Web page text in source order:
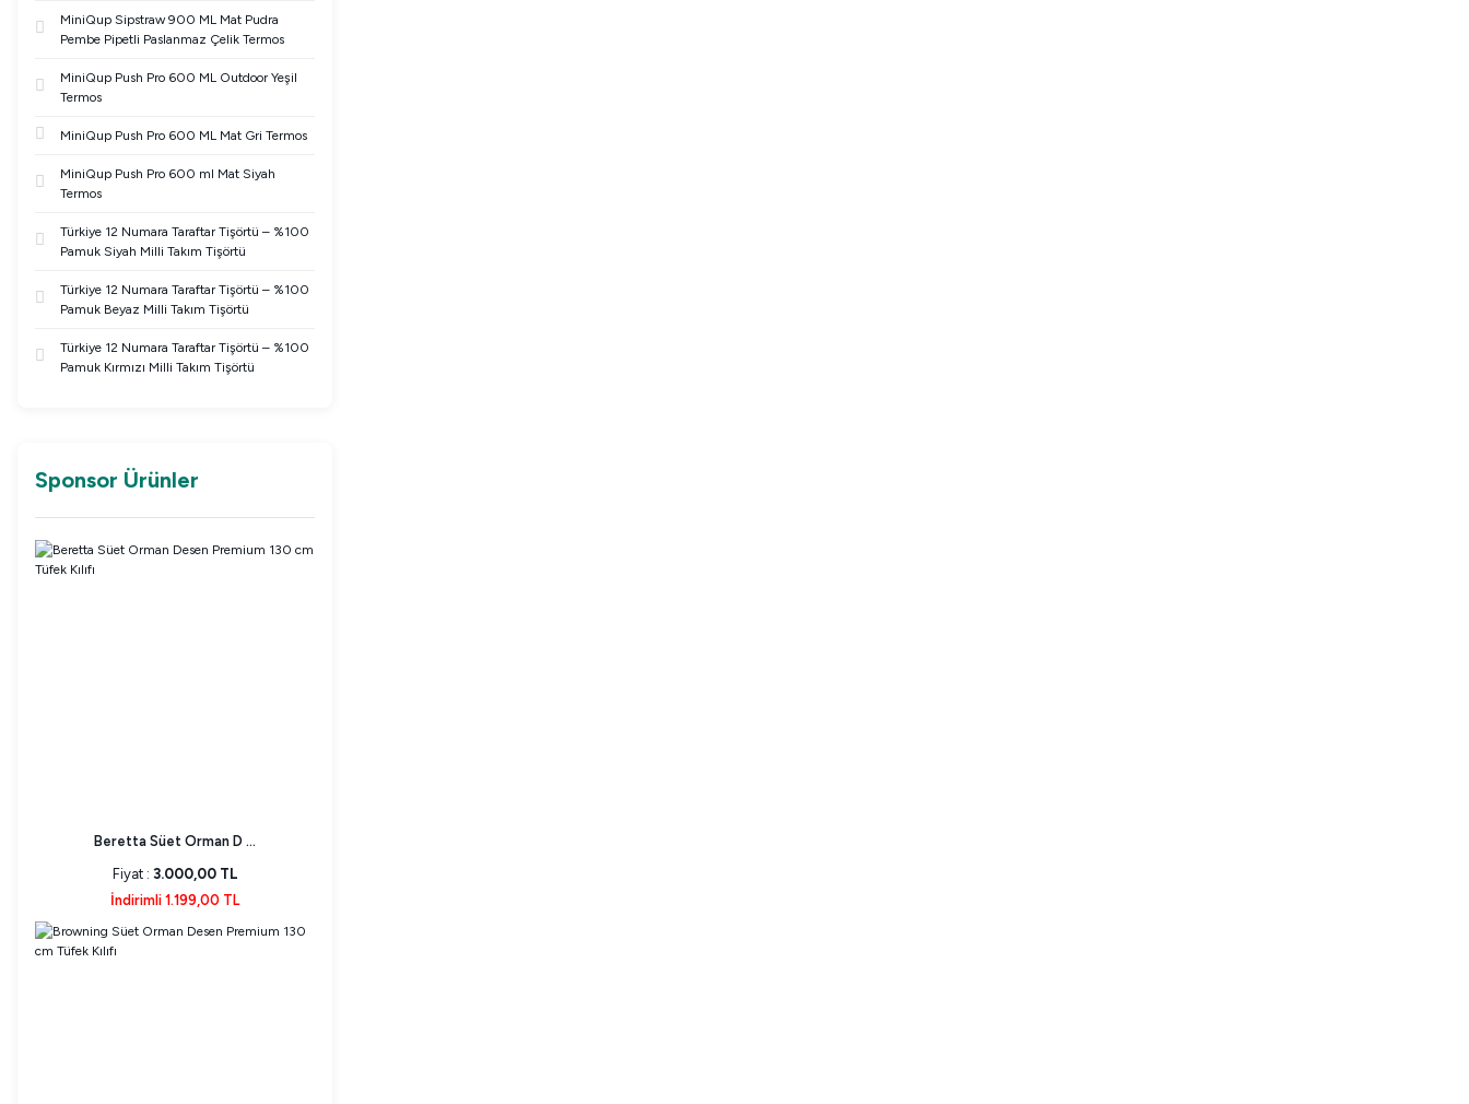
MiniQup Sipstraw 900 ML Mat Pudra
Pembe Pipetli Paslanmaz Çelik Termos
MiniQup Push Pro 600 ML Outdoor Yeşil
Termos
MiniQup Push Pro 600 ML Mat Gri Termos
MiniQup Push Pro 600 ml Mat Siyah
Termos
Türkiye 12 Numara Taraftar Tişörtü – %100
Pamuk Siyah Milli Takım Tişörtü
Türkiye 12 Numara Taraftar Tişörtü – %100
Pamuk Beyaz Milli Takım Tişörtü
Türkiye 12 Numara Taraftar Tişörtü – %100
Pamuk Kırmızı Milli Takım Tişörtü
Sponsor Ürünler
Beretta Süet Orman D ...
Fiyat : 3.000,00 TL
İndirimli 1.199,00 TL